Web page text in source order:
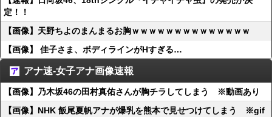
定！！
【画像】天野ちよのまんまるお胸ｗｗｗｗｗｗｗｗｗｗｗｗｗｗ
【画像】 佳子さま、ボディラインがHすぎる…
アナ速‐女子アナ画像速報
【画像】乃木坂46の田村真佑さんが胸チラしてしまう ※動画あり
【画像】NHK 飯尾夏帆アナが爆乳を熊本で見せつけてしまう ※gif